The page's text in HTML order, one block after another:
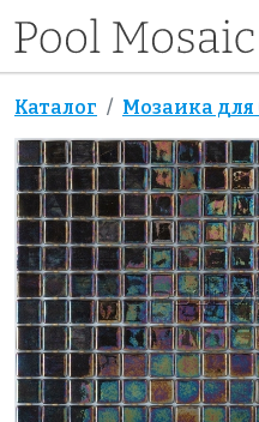
Каталог Мозаика для